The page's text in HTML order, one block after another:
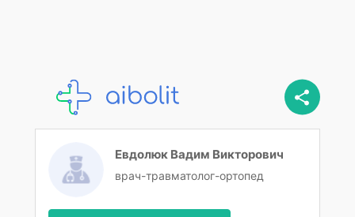
Евдолюк Вадим Викторович
врач-травматолог-ортопед